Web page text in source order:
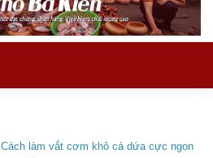
Cách làm vắt cơm khô cá dứa cực ngon